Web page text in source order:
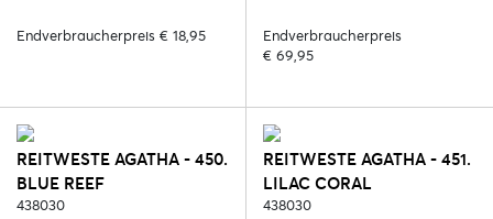
Endverbraucherpreis € 18,95
Endverbraucherpreis
€ 69,95
REITWESTE AGATHA - 450.
BLUE REEF
438030
REITWESTE AGATHA - 451.
LILAC CORAL
438030